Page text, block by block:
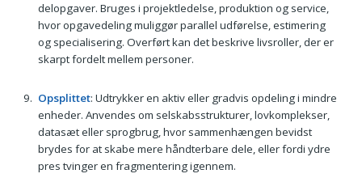
delopgaver. Bruges i projektledelse, produktion og service,
hvor opgavedeling muliggør parallel udførelse, estimering
og specialisering. Overført kan det beskrive livsroller, der er
skarpt fordelt mellem personer.
Opsplittet: Udtrykker en aktiv eller gradvis opdeling i mindre
enheder. Anvendes om selskabsstrukturer, lovkomplekser,
datasæt eller sprogbrug, hvor sammenhængen bevidst
brydes for at skabe mere håndterbare dele, eller fordi ydre
pres tvinger en fragmentering igennem.